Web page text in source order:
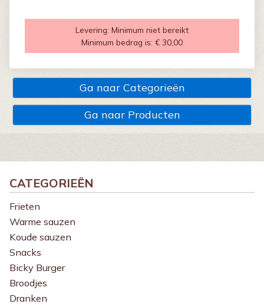
Levering: Minimum niet bereikt
Minimum bedrag is: € 30,00
Ga naar Categorieën
Ga naar Producten
CATEGORIEËN
Frieten
Warme sauzen
Koude sauzen
Snacks
Bicky Burger
Broodjes
Dranken